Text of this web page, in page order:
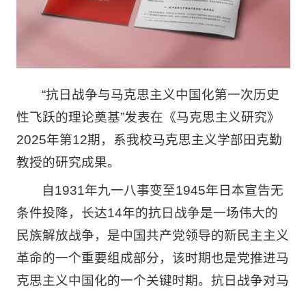
“抗日战争与马克思主义中国化第一次历史
性飞跃的理论奠基”发表在《马克思主义研究》
2025年第12期，系我校马克思主义学部田克勤
教授的研究成果。
自1931年九一八事变至1945年日本宣告无
条件投降，长达14年的抗日战争是一场伟大的
民族解放战争，是中国共产党领导的新民主主义
革命的一个重要组成部分，该时期也是党推进马
克思主义中国化的一个关键时期。抗日战争对马